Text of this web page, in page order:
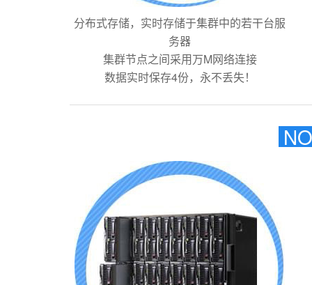
分布式存储，实时存储于集群中的若干台服
务器
集群节点之间采用万M网络连接
数据实时保存4份，永不丢失！